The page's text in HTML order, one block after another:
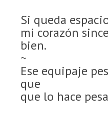
Si queda
mi corazón
bien.
~
Ese equipaje
que
que lo hace